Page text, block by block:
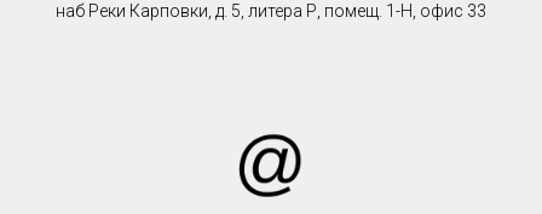
наб Реки Карповки, д. 5, литера Р, помещ. 1-Н, офис 33